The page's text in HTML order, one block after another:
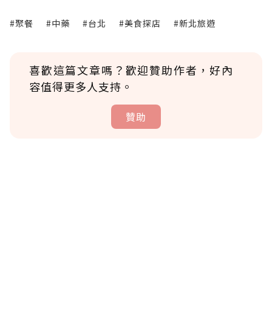
#聚餐 #中藥 #台北 #美食探店 #新北旅遊
喜歡這篇文章嗎？歡迎贊助作者，好內
容值得更多人支持。
贊助